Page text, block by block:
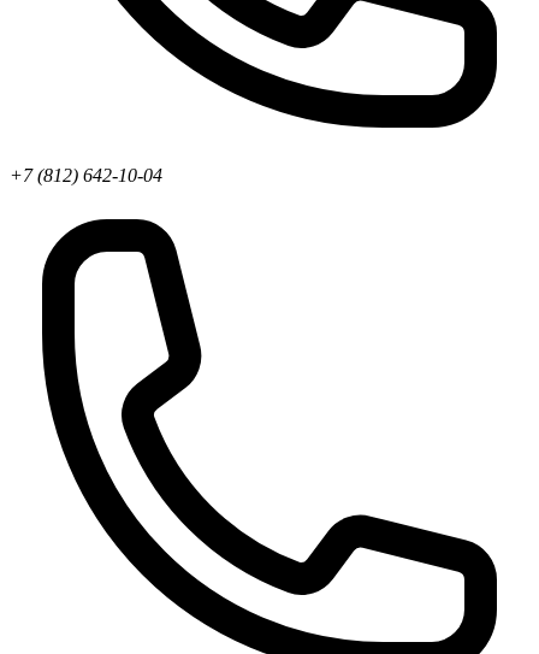
+7 (812) 642-10-04